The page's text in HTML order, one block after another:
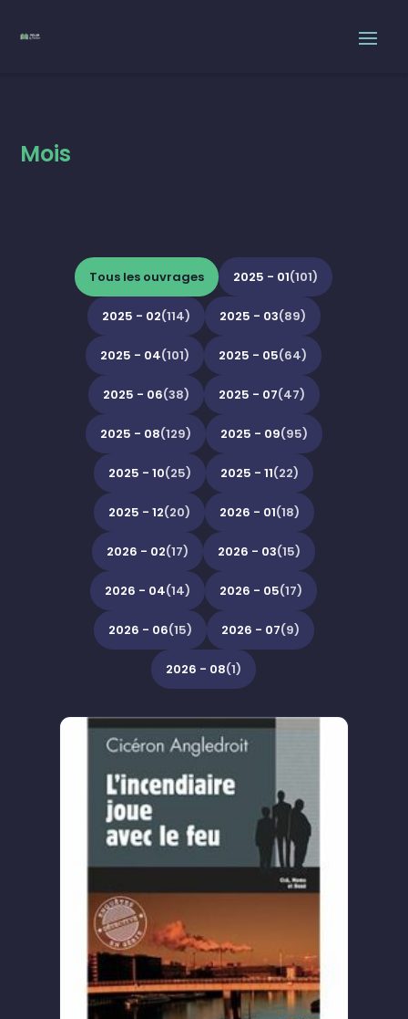
Mois
Tous les ouvrages 2025 - 01(101)
2025 - 02(114) 2025 - 03(89)
2025 - 04(101) 2025 - 05(64)
2025 - 06(38) 2025 - 07(47)
2025 - 08(129) 2025 - 09(95)
2025 - 10(25) 2025 - 11(22)
2025 - 12(20) 2026 - 01(18)
2026 - 02(17) 2026 - 03(15)
2026 - 04(14) 2026 - 05(17)
2026 - 06(15) 2026 - 07(9)
2026 - 08(1)